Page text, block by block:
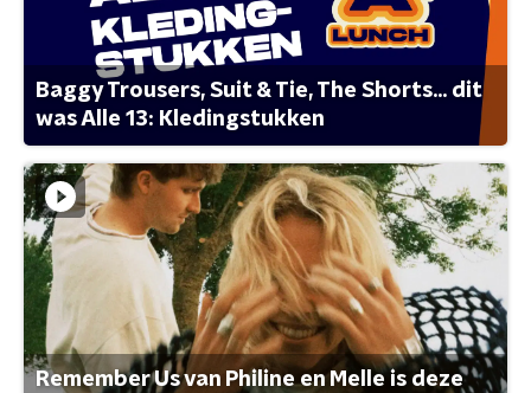
Baggy Trousers, Suit & Tie, The Shorts... dit
was Alle 13: Kledingstukken
Remember Us van Philine en Melle is deze